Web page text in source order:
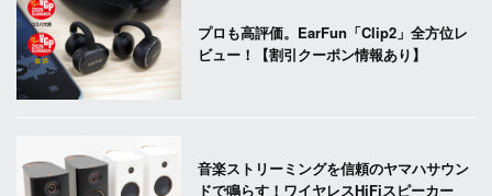
プロも高評価。EarFun「Clip2」全方位レ
ビュー！【割引クーポン情報あり】
音楽ストリーミングを信頼のヤマハサウン
ドで鳴らす！ワイヤレスHiFiスピーカー